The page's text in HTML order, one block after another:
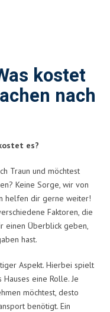
kostet
nach
es?
Traun und möchtest
Keine Sorge, wir von
helfen dir gerne weiter!
Faktoren, die
einen Überblick geben,
hast.
Aspekt. Hierbei spielt
eine Rolle. Je
möchtest, desto
benötigt. Ein